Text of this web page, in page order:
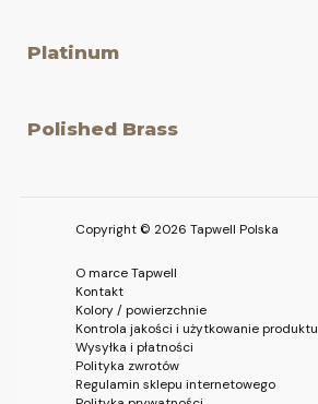
Platinum
Polished Brass
Copyright © 2026 Tapwell Polska
O marce Tapwell
Kontakt
Kolory / powierzchnie
Kontrola jakości i użytkowanie produktu
Wysyłka i płatności
Polityka zwrotów
Regulamin sklepu internetowego